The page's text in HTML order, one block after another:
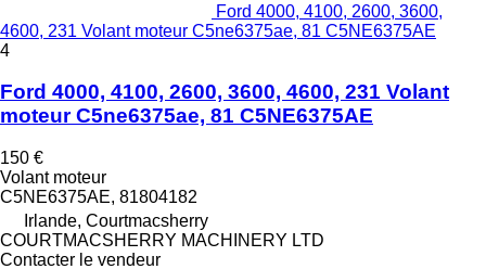
Ford 4000, 4100, 2600, 3600,
4600, 231 Volant moteur C5ne6375ae, 81 C5NE6375AE
4
Ford 4000, 4100, 2600, 3600, 4600, 231 Volant
moteur C5ne6375ae, 81 C5NE6375AE
150 €
Volant moteur
C5NE6375AE, 81804182
Irlande, Courtmacsherry
COURTMACSHERRY MACHINERY LTD
Contacter le vendeur